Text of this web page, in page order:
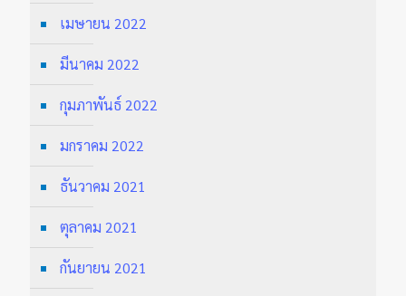
เมษายน 2022
มีนาคม 2022
กุมภาพันธ์ 2022
มกราคม 2022
ธันวาคม 2021
ตุลาคม 2021
กันยายน 2021